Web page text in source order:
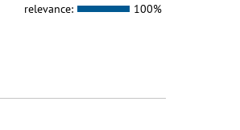
relevance: 100%